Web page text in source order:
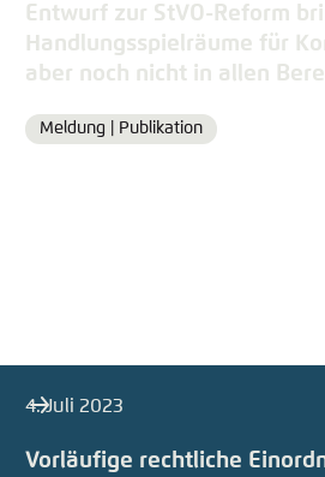
Entwurf zur StVO-Reform
Handlungsspielräume für
aber noch nicht in allen
Format
Meldung | Publikation
4. Juli 2023
Vorläufige rechtliche